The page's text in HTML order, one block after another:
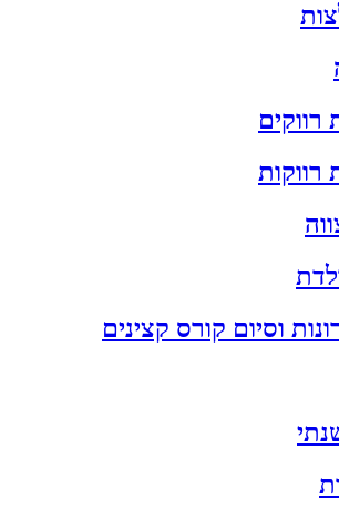
רווקים
רווקות
וסיום קורס קצינים